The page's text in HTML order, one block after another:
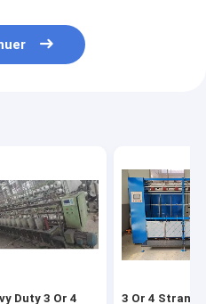
Duty 3 Or 4 3 Or 4 Strands